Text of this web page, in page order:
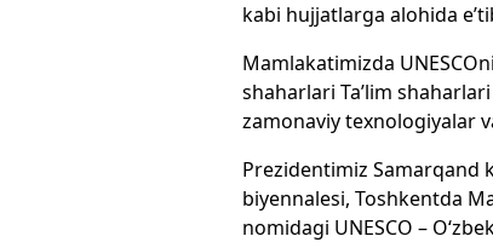
kabi hujjatlarga alohida
Mamlakatimizda
shaharlari Ta’lim
zamonaviy texnologiyalar
Prezidentimiz Samarqand
biyennalesi, Toshkentda
nomidagi UNESCO –